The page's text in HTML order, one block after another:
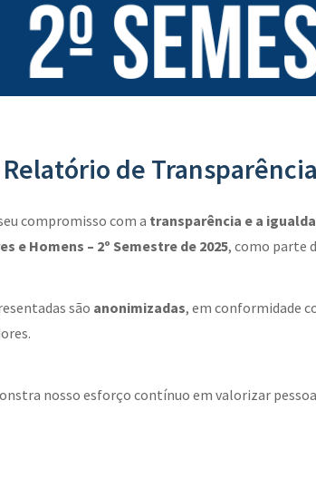
de
compromisso com a transparência e a
e Homens – 2º Semestre de 2025, como parte
são anonimizadas, em conformidade
nosso esforço contínuo em valorizar